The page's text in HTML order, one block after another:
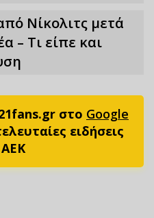
Νίκολιτς μετά
– Τι είπε και
στο Google
ειδήσεις